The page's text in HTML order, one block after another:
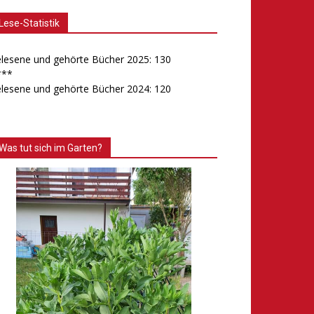
Lese-Statistik
und gehörte Bücher 2025: 130
und gehörte Bücher 2024: 120
tut sich im Garten?